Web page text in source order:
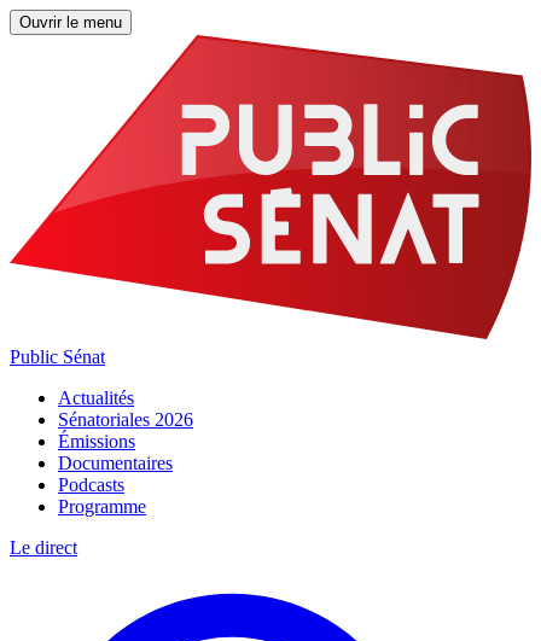
Ouvrir le menu
Public Sénat
Actualités
Sénatoriales 2026
Émissions
Documentaires
Podcasts
Programme
Le direct